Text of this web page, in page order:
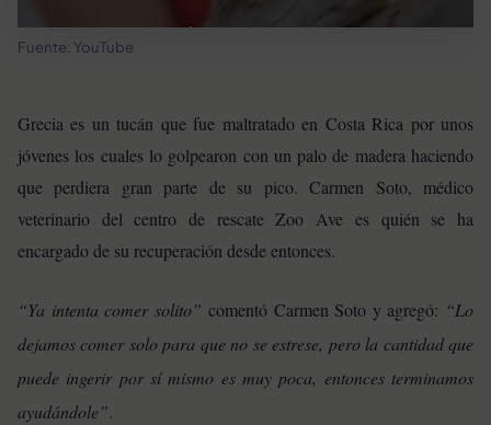
Fuente: YouTube
Grecia es un tucán que fue maltratado en Costa Rica por unos
jóvenes los cuales lo golpearon con un palo de madera haciendo
que perdiera gran parte de su pico. Carmen Soto, médico
veterinario del centro de rescate Zoo Ave es quién se ha
encargado de su recuperación desde entonces.
“Ya intenta comer solito” comentó Carmen Soto y agregó: “Lo
dejamos comer solo para que no se estrese, pero la cantidad que
puede ingerir por sí mismo es muy poca, entonces terminamos
ayudándole”.